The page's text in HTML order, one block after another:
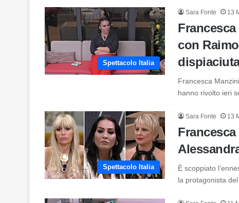
Spettacolo Italia
Sara Fonte 13
con
Francesca
hanno rivolto ieri
Spettacolo Italia
Sara Fonte 13
È scoppiato
la protagonista